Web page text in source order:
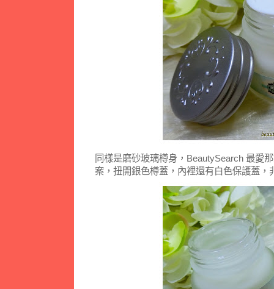
同樣是磨砂玻璃樽身，BeautySearch 最愛
案，扭開銀色樽蓋，內裡還有白色保護蓋，